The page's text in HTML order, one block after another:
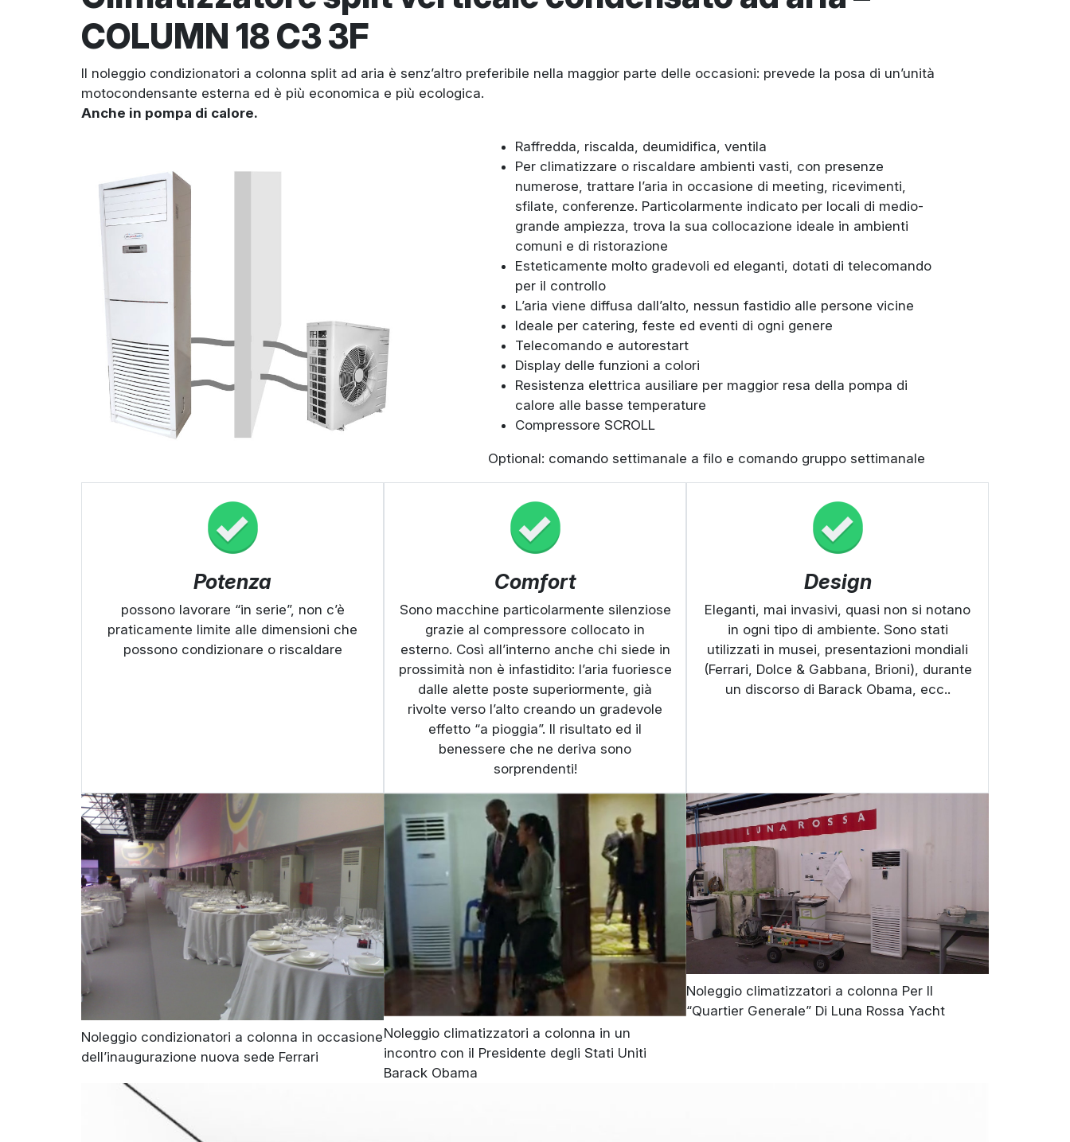
COLUMN 18 C3 3F
Il noleggio condizionatori a colonna split ad aria è senz’altro preferibile nella maggior parte delle occasioni: prevede la posa di un’unità
motocondensante esterna ed è più economica e più ecologica.
Anche in pompa di calore.
Raffredda, riscalda, deumidifica, ventila
Per climatizzare o riscaldare ambienti vasti, con presenze
numerose, trattare l’aria in occasione di meeting, ricevimenti,
sfilate, conferenze. Particolarmente indicato per locali di medio-
grande ampiezza, trova la sua collocazione ideale in ambienti
comuni e di ristorazione
Esteticamente molto gradevoli ed eleganti, dotati di telecomando
per il controllo
L’aria viene diffusa dall’alto, nessun fastidio alle persone vicine
Ideale per catering, feste ed eventi di ogni genere
Telecomando e autorestart
Display delle funzioni a colori
Resistenza elettrica ausiliare per maggior resa della pompa di
calore alle basse temperature
Compressore SCROLL
Optional: comando settimanale a filo e comando gruppo settimanale
Potenza
possono lavorare “in serie”, non c’è
praticamente limite alle dimensioni che
possono condizionare o riscaldare
Comfort
Sono macchine particolarmente silenziose
grazie al compressore collocato in
esterno. Così all’interno anche chi siede in
prossimità non è infastidito: l’aria fuoriesce
dalle alette poste superiormente, già
rivolte verso l’alto creando un gradevole
effetto “a pioggia”. Il risultato ed il
benessere che ne deriva sono
sorprendenti!
Design
Eleganti, mai invasivi, quasi non si notano
in ogni tipo di ambiente. Sono stati
utilizzati in musei, presentazioni mondiali
(Ferrari, Dolce & Gabbana, Brioni), durante
un discorso di Barack Obama, ecc..
Noleggio condizionatori a colonna in occasione
dell’inaugurazione nuova sede Ferrari
Noleggio climatizzatori a colonna in un
incontro con il Presidente degli Stati Uniti
Barack Obama
Noleggio climatizzatori a colonna Per Il
“Quartier Generale” Di Luna Rossa Yacht